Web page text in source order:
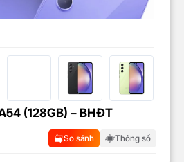
(128GB) – BHĐT
So sánh Thông số